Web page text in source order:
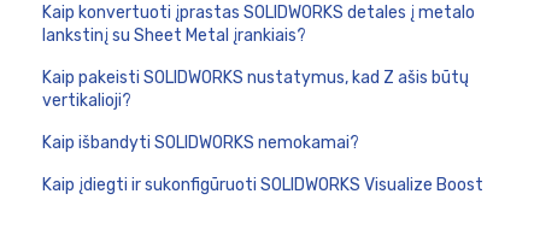
Kaip konvertuoti įprastas SOLIDWORKS detales į metalo
lankstinį su Sheet Metal įrankiais?
Kaip pakeisti SOLIDWORKS nustatymus, kad Z ašis būtų
vertikalioji?
Kaip išbandyti SOLIDWORKS nemokamai?
Kaip įdiegti ir sukonfigūruoti SOLIDWORKS Visualize Boost